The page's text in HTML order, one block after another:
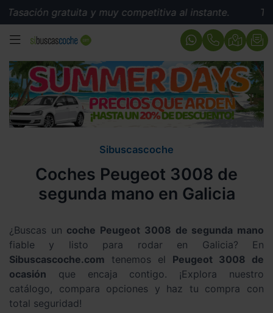
gratuita y muy competitiva al instante.
MENÚ
Sibuscascoche
Coches Peugeot 3008 de
segunda mano en Galicia
¿Buscas un coche Peugeot 3008 de segunda mano
fiable y listo para rodar en Galicia? En
Sibuscascoche.com tenemos el Peugeot 3008 de
ocasión que encaja contigo. ¡Explora nuestro
catálogo, compara opciones y haz tu compra con
total seguridad!